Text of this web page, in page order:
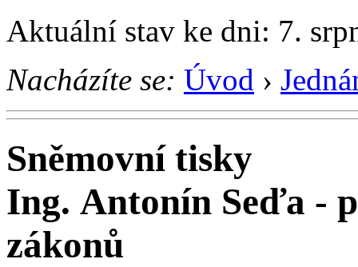
Aktuální stav ke dni: 7.
Nacházíte se: Úvod ›
Sněmovní tisky
Ing. Antonín Seďa -
zákonů